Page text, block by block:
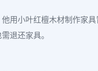
用小叶红檀木材制作家
退还家具。